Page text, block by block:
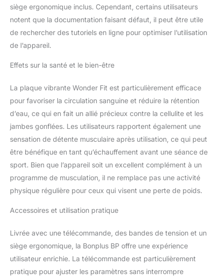
l’efficacité thérapeutique
des vibrations est utilisée
depuis plusieurs années
dans le domaine médical
lutter contre certaines
comme l’ostéoporose.
【Fonctionnement et
stimulation musculaire
fonctionne grâce à un
mouvement vertical à
haute vitesse qui
provoque des
contractions musculaires
involontaires. Ces
vibrations permettent de
d’améliorer le tonus
calories et d’augmenter
efficacement le taux de
métabolisme. Avec
jusqu’à 1 100 vibrations
par minute, chaque
siège ergonomique inclus. Cependant, certains utilisateurs
notent que la documentation faisant défaut, il peut être utile
de rechercher des tutoriels en ligne pour optimiser l’utilisation
de l’appareil.
Effets sur la santé et le bien-être
La plaque vibrante Wonder Fit est particulièrement efficace
pour favoriser la circulation sanguine et réduire la rétention
d’eau, ce qui en fait un allié précieux contre la cellulite et les
jambes gonflées. Les utilisateurs rapportent également une
sensation de détente musculaire après utilisation, ce qui peut
être bénéfique en tant qu’échauffement avant une séance de
sport. Bien que l’appareil soit un excellent complément à un
programme de musculation, il ne remplace pas une activité
physique régulière pour ceux qui visent une perte de poids.
Accessoires et utilisation pratique
Livrée avec une télécommande, des bandes de tension et un
siège ergonomique, la Bonplus BP offre une expérience
utilisateur enrichie. La télécommande est particulièrement
pratique pour ajuster les paramètres sans interrompre